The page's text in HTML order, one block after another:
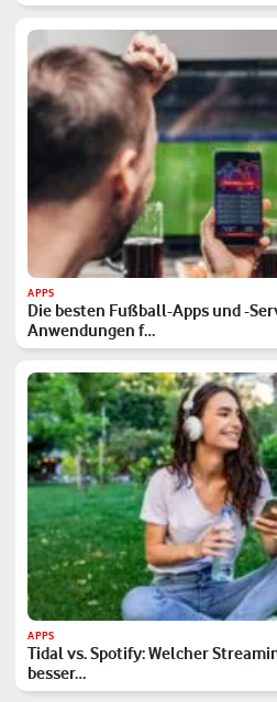
APPS
Die besten Fußball-Apps und -
Anwendungen f…
APPS
Tidal vs. Spotify: Welcher
besser…